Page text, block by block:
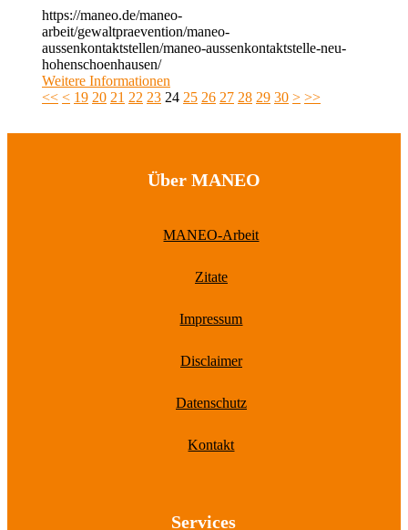
https://maneo.de/maneo-
arbeit/gewaltpraevention/maneo-
aussenkontaktstellen/maneo-aussenkontaktstelle-neu-
hohenschoenhausen/
Weitere Informationen
<< < 19 20 21 22 23 24 25 26 27 28 29 30 > >>
Über MANEO
MANEO-Arbeit
Zitate
Impressum
Disclaimer
Datenschutz
Kontakt
Services